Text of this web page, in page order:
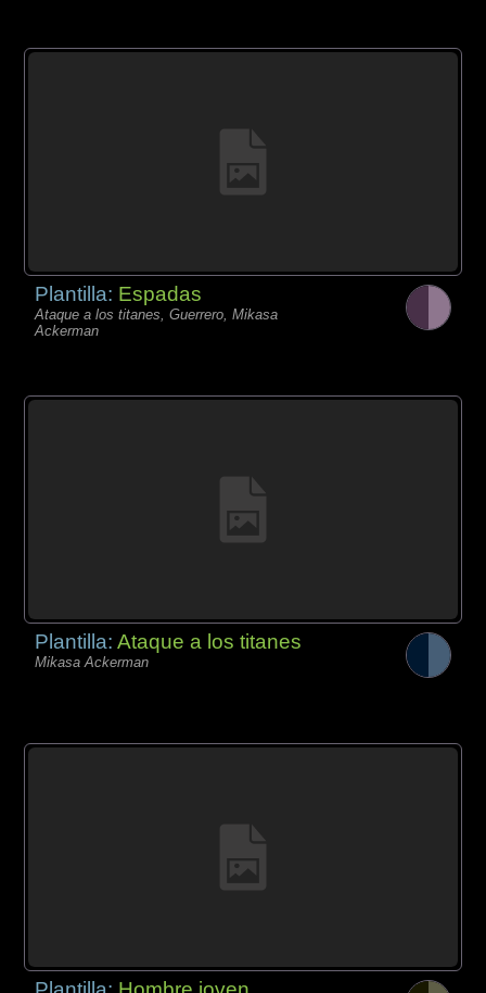
Plantilla: Espadas
Ataque a los titanes, Guerrero, Mikasa
Ackerman
Plantilla:Ataque a los titanes
Mikasa Ackerman